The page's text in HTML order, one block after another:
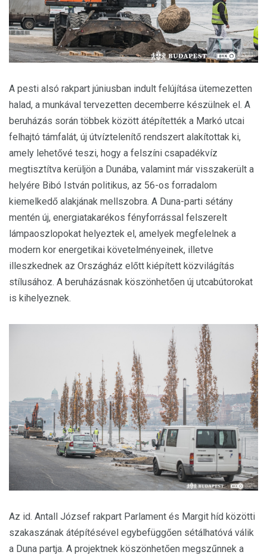
A pesti alsó rakpart júniusban indult felújítása ütemezetten
halad, a munkával tervezetten decemberre készülnek el. A
beruházás során többek között átépítették a Markó utcai
felhajtó támfalát, új útvíztelenítő rendszert alakítottak ki,
amely lehetővé teszi, hogy a felszíni csapadékvíz
megtisztítva kerüljön a Dunába, valamint már visszakerült a
helyére Bibó István politikus, az 56-os forradalom
kiemelkedő alakjának mellszobra. A Duna-parti sétány
mentén új, energiatakarékos fényforrással felszerelt
lámpaoszlopokat helyeztek el, amelyek megfelelnek a
modern kor energetikai követelményeinek, illetve
illeszkednek az Országház előtt kiépített közvilágítás
stílusához. A beruházásnak köszönhetően új utcabútorokat
is kihelyeznek.
Az id. Antall József rakpart Parlament és Margit híd közötti
szakaszának átépítésével egybefüggően sétálhatóvá válik
a Duna partja. A projektnek köszönhetően megszűnnek a